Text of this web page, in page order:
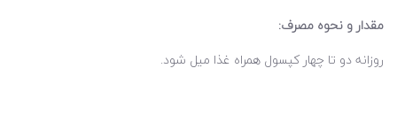
مقدار و نحوه مصرف:
روزانه دو تا چهار کپسول همراه غذا میل شود.